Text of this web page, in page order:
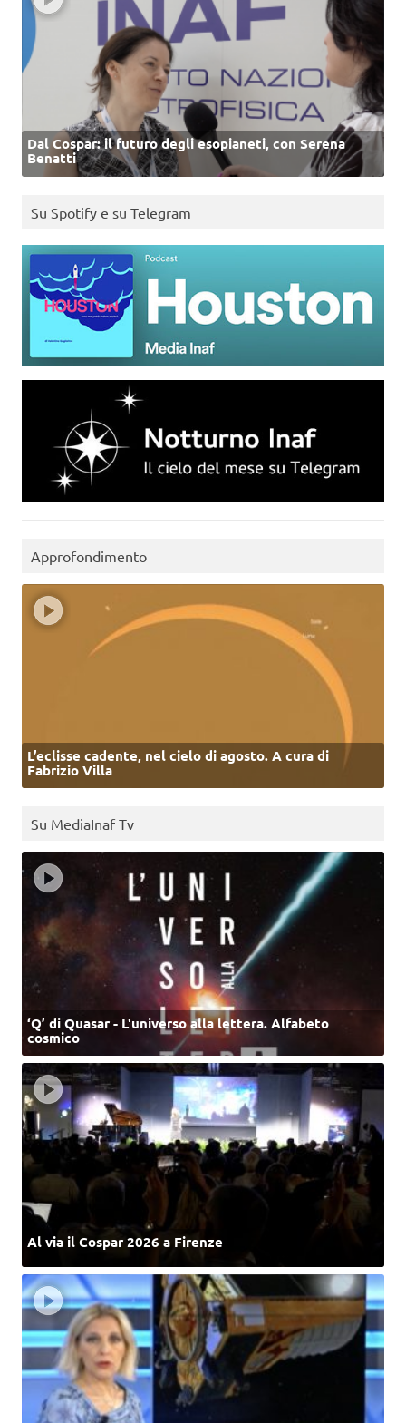
Dal Cospar: il futuro degli esopianeti, con Serena
Benatti
Su Spotify e su Telegram
Approfondimento
L’eclisse cadente, nel cielo di agosto. A cura di
Fabrizio Villa
Su MediaInaf Tv
‘Q’ di Quasar - L'universo alla lettera. Alfabeto
cosmico
Al via il Cospar 2026 a Firenze